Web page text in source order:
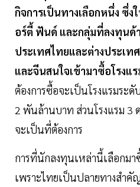
กิจการเป็นทางเลือกหนึ่ง ซึ่
อร์ตี้ ฟันด์ และกลุ่มที่ลงทุนด้
ประเทศไทยและต่างประเท
และจีนสนใจเข้ามาซื้อโรงแ
ต้องการซื้อจะเป็นโรงแรมระดั
2 พันล้านบาท ส่วนโรงแรม 3
จะเป็นที่ต้องการ
การที่นักลงทุนเหล่านี้เลือกมา
เพราะไทยเป็นปลายทางสำ